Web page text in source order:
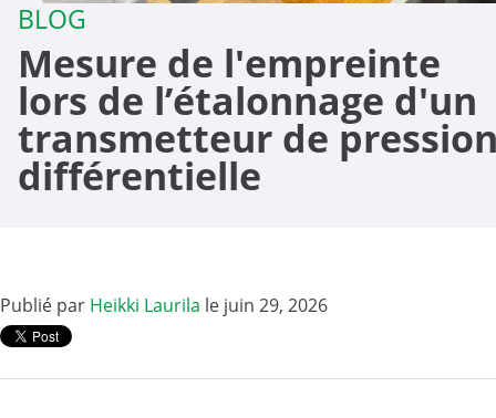
BLOG
Mesure de l'empreinte
lors de l’étalonnage d'un
transmetteur de
différentielle
Publié par Heikki Laurila le juin 29, 2026